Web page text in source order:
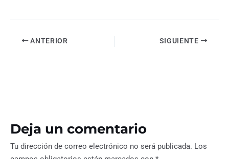
ANTERIOR SIGUIENTE
Deja un comentario
Tu dirección de correo electrónico no será publicada. Los